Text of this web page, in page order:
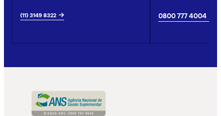
(11) 3149 8322 0800 777 4004